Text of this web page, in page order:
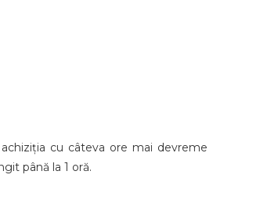
cu câteva ore mai devreme
până la 1 oră.